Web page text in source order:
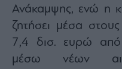
Μετοχές
Ανάκαμψης, ενώ η
ζητήσει μέσα
7,4 δισ. ευρώ
μέσω νέων